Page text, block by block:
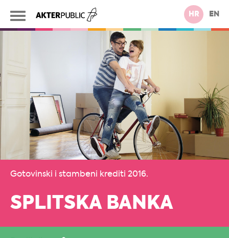
HR EN
Gotovinski i stambeni krediti 2016.
SPLITSKA BANKA